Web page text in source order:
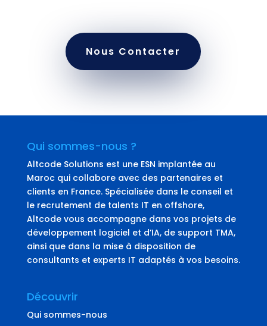
Nous Contacter
Qui sommes-nous ?
Altcode Solutions est une ESN implantée au
Maroc qui collabore avec des partenaires et
clients en France. Spécialisée dans le conseil et
le recrutement de talents IT en offshore,
Altcode vous accompagne dans vos projets de
développement logiciel et d’IA, de support TMA,
ainsi que dans la mise à disposition de
consultants et experts IT adaptés à vos besoins.
Découvrir
Qui sommes-nous